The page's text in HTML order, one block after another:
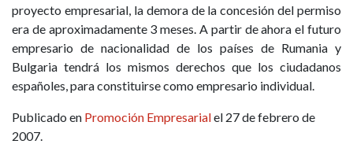
proyecto empresarial, la demora de la concesión del permiso
era de aproximadamente 3 meses. A partir de ahora el futuro
empresario de nacionalidad de los países de Rumania y
Bulgaria tendrá los mismos derechos que los ciudadanos
españoles, para constituirse como empresario individual.
Publicado en Promoción Empresarialel 27 de febrero de
2007.